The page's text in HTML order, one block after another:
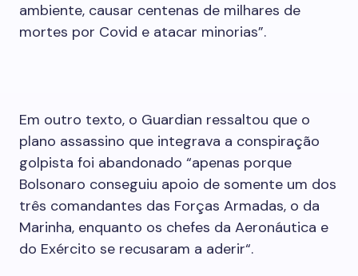
ambiente, causar centenas de milhares de
mortes por Covid e atacar minorias”.
Em outro texto, o Guardian ressaltou que o
plano assassino que integrava a conspiração
golpista foi abandonado “apenas porque
Bolsonaro conseguiu apoio de somente um dos
três comandantes das Forças Armadas, o da
Marinha, enquanto os chefes da Aeronáutica e
do Exército se recusaram a aderir“.